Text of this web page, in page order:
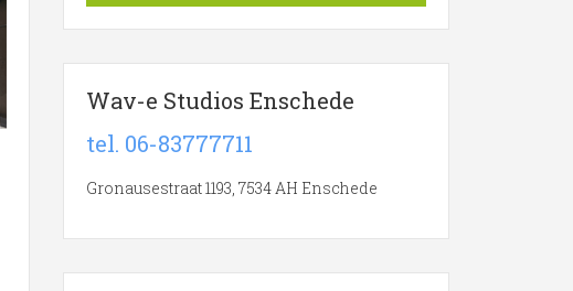
Wav-e Studios Enschede
tel. 06-83777711
Gronausestraat 1193, 7534 AH Enschede